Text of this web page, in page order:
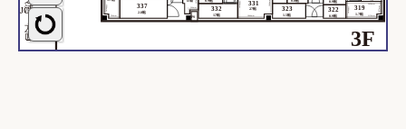
2152mm
2460mm
877mm
1180mm
1844mm
1644mm
1940mm
590mm
274mm
782mm
2384mm
PS
319
322
323
331
332
337
0.9帖
0.9帖
2.8帖
2.7帖
1.5帖
1.7帖 0.9帖 1.7帖
3F
方面→
JCT